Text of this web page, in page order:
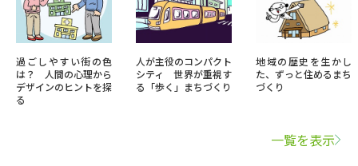
過ごしやすい街の色
は？ 人間の心理から
デザインのヒントを探
る
人が主役のコンパクト
シティ 世界が重視す
る「歩く」まちづくり
地域の歴史を生かし
た、ずっと住めるまち
づくり
一覧を表示